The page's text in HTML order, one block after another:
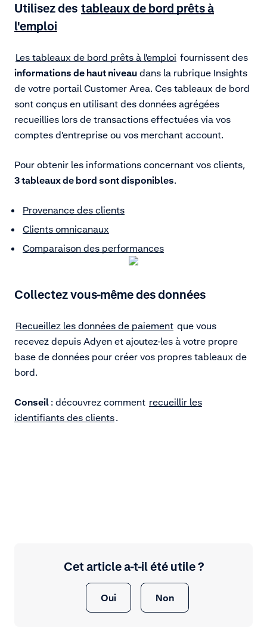
Utilisez des tableaux de bord prêts à
l'emploi
Les tableaux de bord prêts à l'emploi fournissent des
informations de haut niveau dans la rubrique Insights
de votre portail Customer Area. Ces tableaux de bord
sont conçus en utilisant des données agrégées
recueillies lors de transactions effectuées via vos
comptes d'entreprise ou vos merchant account.
Pour obtenir les informations concernant vos clients,
3 tableaux de bord sont disponibles.
Provenance des clients
Clients omnicanaux
Comparaison des performances
Collectez vous-même des données
Recueillez les données de paiement que vous
recevez depuis Adyen et ajoutez-les à votre propre
base de données pour créer vos propres tableaux de
bord.
Conseil : découvrez comment recueillir les
identifiants des clients.
Cet article a-t-il été utile ?
Oui Non